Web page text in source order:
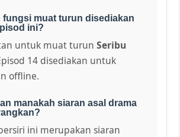
fungsi muat turun disediakan
ini?
untuk muat turunSeribu
14 disediakan untuk
offline.
manakah siaran asal drama
ini merupakan siaran